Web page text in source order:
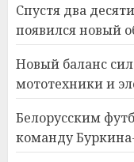
Спустя два
появился новый
Новый баланс
мототехники и
Белорусским
команду